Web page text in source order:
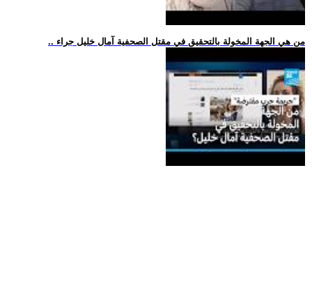
.. من هي الجهة المخولة بالتحقيق في مقتل الصحفية آمال خليل جراء